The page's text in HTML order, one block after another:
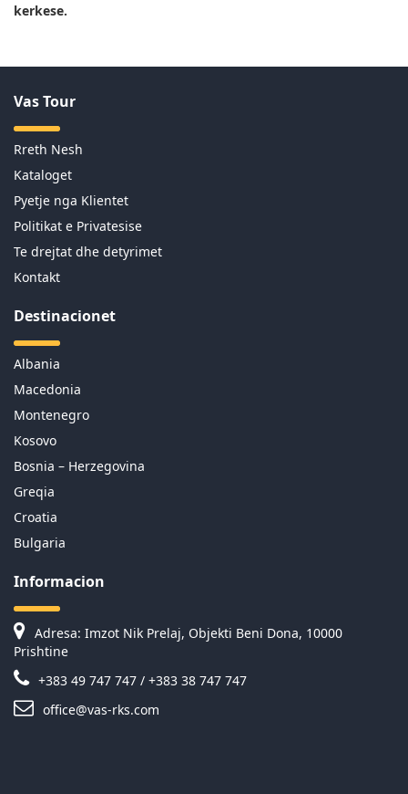
kerkese.
Vas Tour
Rreth Nesh
Kataloget
Pyetje nga Klientet
Politikat e Privatesise
Te drejtat dhe detyrimet
Kontakt
Destinacionet
Albania
Macedonia
Montenegro
Kosovo
Bosnia – Herzegovina
Greqia
Croatia
Bulgaria
Informacion
Adresa: Imzot Nik Prelaj, Objekti Beni Dona, 10000
Prishtine
+383 49 747 747 / +383 38 747 747
office@vas-rks.com